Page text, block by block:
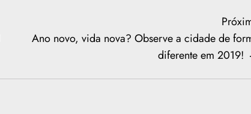
Ano novo, vida nova? Observe a cidade de
diferente em 2019!